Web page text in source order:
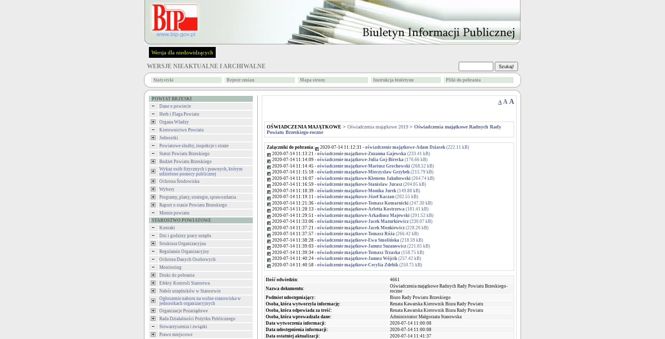
Wersja dla niedowidzących
WERSJE NIEAKTUALNE I ARCHIWALNE
Statystyki Rejestr zmian Mapa strony Instrukcja biuletynu Pliki do pobrania
POWIAT BRZESKI
Dane o powiecie
Herb i Flaga Powiatu
Organa Władzy
Kierownictwo Powiatu
Jednostki
Powiatowe służby, inspekcje i straże
Statut Powiatu Brzeskiego
Budżet Powiatu Brzeskiego
Wykaz osób fizycznych i prawnych, którym
udzielono pomocy publicznej
Ochrona Środowiska
Wybory
Programy, plany, strategie, sprawozdania
Raport o stanie Powiatu Brzeskiego
Mienie powiatu
STAROSTWO POWIATOWE
Kontakt
Dni i godziny pracy urzędu
Struktura Organizacyjna
Regulamin Organizacyjny
Ochrona Danych Osobowych
Monitoring
Druki do pobrania
Efekty Kontroli Starostwa
Nabór urzędników w Starostwie
Ogłoszenie naboru na wolne stanowiska w
jednostkach organizacyjnych
Organizacje Pozarządowe
Rada Działalności Pożytku Publicznego
Stowarzyszenia i związki
Prawo miejscowe
A A A
OŚWIADCZENIA MAJĄTKOWE > Oświadczenia majątkowe 2019 > Oświadczenia majątkowe Radnych Rady
Powiatu Brzeskiego-roczne
Załączniki do pobrania: 2020-07-14 11:12:31 - oświadczenie majątkowe-Adam Dziasek (222.11 kB)
2020-07-14 11:13:21 - oświadczenie majątkowe-Zuzanna Gajewska (233.41 kB)
2020-07-14 11:14:09 - oświadczenie majątkowe-Julia Goj-Birecka (176.66 kB)
2020-07-14 11:14:45 - oświadczenie majątkowe-Mariusz Grochowski (268.52 kB)
2020-07-14 11:15:18 - oświadczenie majątkowe-Mieczysław Grzybek (215.79 kB)
2020-07-14 11:16:07 - oświadczenie majątkowe-Klemens Jakubowski (264.74 kB)
2020-07-14 11:16:59 - oświadczenie majątkowe-Stanisław Jurasz (204.05 kB)
2020-07-14 11:18:39 - oświadczenie majątkowe-Monika Jurek (149.88 kB)
2020-07-14 11:19:11 - oświadczenie majątkowe-Józef Kaczan (202.55 kB)
2020-07-14 11:21:36 - oświadczenie majątkowe-Tomasz Komarnicki (247.30 kB)
2020-07-14 11:28:13 - oświadczenie majątkowe-Arletta Kostrzewa (181.41 kB)
2020-07-14 11:29:51 - oświadczenie majątkowe-Arkadiusz Majewski (291.52 kB)
2020-07-14 11:33:06 - oświadczenie majątkowe-Jacek Mazurkiewicz (230.07 kB)
2020-07-14 11:37:21 - oświadczenie majątkowe-Jacek Monkiewicz (228.26 kB)
2020-07-14 11:37:57 - oświadczenie majątkowe-Tomasz Róża (266.42 kB)
2020-07-14 11:38:28 - oświadczenie majątkowe-Ewa Smolińska (218.59 kB)
2020-07-14 11:39:03 - oświadczenie majątkowe-Janusz Suzanowicz (221.05 kB)
2020-07-14 11:39:34 - oświadczenie majątkowe-Tomasz Trzaska (158.75 kB)
2020-07-14 11:40:24 - oświadczenie majątkowe-Janusz Wójcik (257.42 kB)
2020-07-14 11:40:58 - oświadczenie majątkowe-Cecylia Zdebik (250.75 kB)
Ilość odwiedzin:
4661
Nazwa dokumentu:
Oświadczenia majątkowe Radnych Rady Powiatu Brzeskiego-
roczne
Podmiot udostępniający:
Biuro Rady Powiatu Brzeskiego
Osoba, która wytworzyła informację:
Renata Kawarska Kierownik Biura Rady Powiatu
Osoba, która odpowiada za treść:
Renata Kawarska Kierownik Biura Rady Powiatu
Osoba, która wprowadzała dane:
Administrator:Małgorzata Stanowska
Data wytworzenia informacji:
2020-07-14 11:00:08
Data udostępnienia informacji:
2020-07-14 11:00:08
Data ostatniej aktualizacji:
2020-07-14 11:41:37